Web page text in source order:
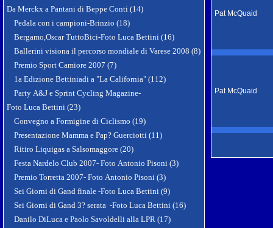
Da Merckx a Pantani di Beppe Conti (14)
Pedala con i campioni-Brinzio (18)
Bergamo,Oscar TuttoBici-Foto Luca Bettini (16)
Ballerini visiona il percorso mondiale di Varese 2008 (8)
Premio Sport Camiore 2007 (7)
1a Edizione Bettiniadi a "La California" (112)
Party A&J e Sprint Cycling Magazine-
Foto Luca Bettini (23)
Convegno a Formigine di Ciclismo (19)
Presentazione Mamma e Pap? Guerciotti (11)
Ritiro Liquigas a Salsomaggore (20)
Festa Nardelo Club 2007- Foto Antonio Pisoni (3)
Premio Torretta 2007- Foto Antonio Pisoni (3)
Sei Giorni di Gand finale -Foto Luca Bettini (9)
Sei Giorni di Gand 3? serata -Foto Luca Bettini (16)
Danilo DiLuca e Paolo Savoldelli alla LPR (17)
Pat McQuaid
Pat McQuaid